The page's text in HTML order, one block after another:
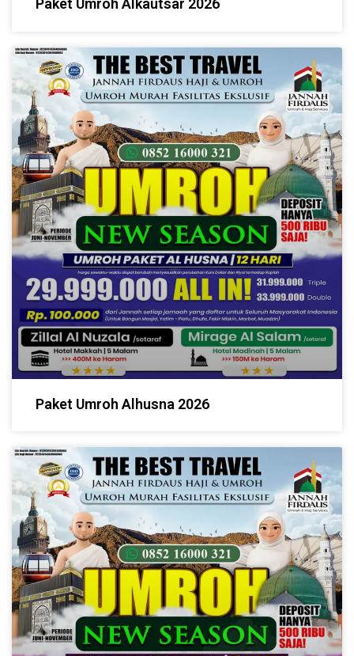
Paket Umroh Alkautsar 2026
Paket Umroh Alhusna 2026